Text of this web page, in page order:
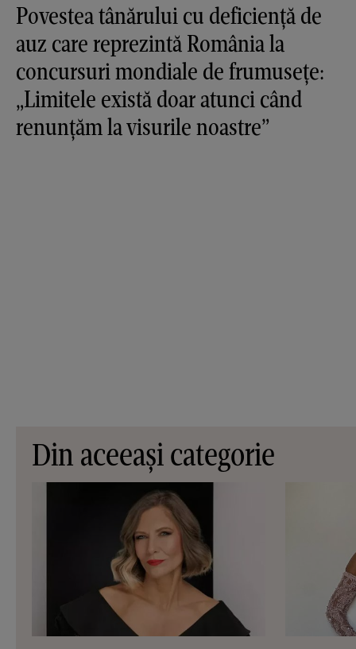
Povestea tânărului cu deficiență de
auz care reprezintă România la
concursuri mondiale de frumusețe:
„Limitele există doar atunci când
renunțăm la visurile noastre”
Din aceeași categorie